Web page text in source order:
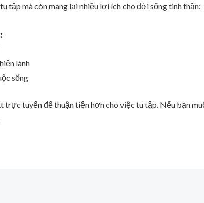
tập mà còn mang lại nhiều lợi ích cho đời sống tinh thần:
lành
sống
trực tuyến để thuận tiện hơn cho việc tu tập. Nếu bạn